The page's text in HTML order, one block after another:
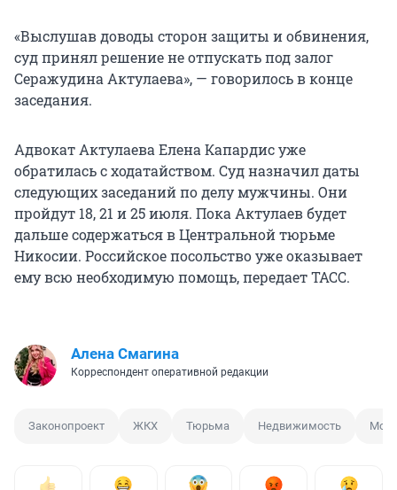
«Выслушав доводы сторон защиты и обвинения,
суд принял решение не отпускать под залог
Серажудина Актулаева», — говорилось в конце
заседания.
Адвокат Актулаева Елена Капардис уже
обратилась с ходатайством. Суд назначил даты
следующих заседаний по делу мужчины. Они
пройдут 18, 21 и 25 июля. Пока Актулаев будет
дальше содержаться в Центральной тюрьме
Никосии. Российское посольство уже оказывает
ему всю необходимую помощь, передает ТАСС.
Алена Смагина
Корреспондент оперативной редакции
Законопроект ЖКХ Тюрьма Недвижимость